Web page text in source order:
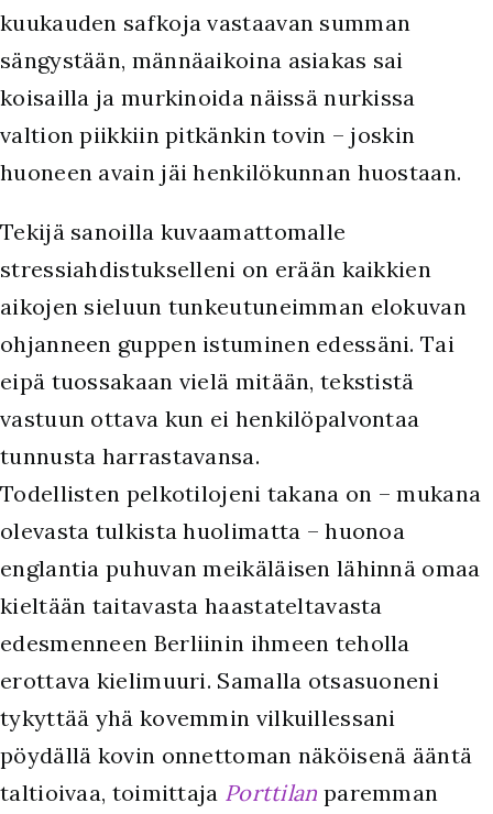
kuukauden safkoja vastaavan summan
sängystään, männäaikoina asiakas sai
koisailla ja murkinoida näissä nurkissa
valtion piikkiin pitkänkin tovin – joskin
huoneen avain jäi henkilökunnan huostaan.
Tekijä sanoilla kuvaamattomalle
stressiahdistukselleni on erään kaikkien
aikojen sieluun tunkeutuneimman elokuvan
ohjanneen guppen istuminen edessäni. Tai
eipä tuossakaan vielä mitään, tekstistä
vastuun ottava kun ei henkilöpalvontaa
tunnusta harrastavansa.
Todellisten pelkotilojeni takana on – mukana
olevasta tulkista huolimatta – huonoa
englantia puhuvan meikäläisen lähinnä omaa
kieltään taitavasta haastateltavasta
edesmenneen Berliinin ihmeen teholla
erottava kielimuuri. Samalla otsasuoneni
tykyttää yhä kovemmin vilkuillessani
pöydällä kovin onnettoman näköisenä ääntä
taltioivaa, toimittaja Porttilan paremman